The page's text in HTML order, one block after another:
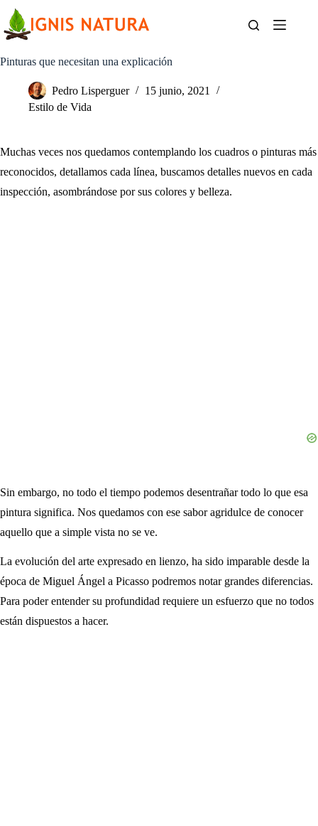
contenido
Pinturas que necesitan una explicación
Pedro Lisperguer
15 junio, 2021
Estilo de Vida
Muchas veces nos quedamos contemplando los cuadros o pinturas más
reconocidos, detallamos cada línea, buscamos detalles nuevos en cada
inspección, asombrándose por sus colores y belleza.
Sin embargo, no todo el tiempo podemos desentrañar todo lo que esa
pintura significa. Nos quedamos con ese sabor agridulce de conocer
aquello que a simple vista no se ve.
La evolución del arte expresado en lienzo, ha sido imparable desde la
época de Miguel Ángel a Picasso podremos notar grandes diferencias.
Para poder entender su profundidad requiere un esfuerzo que no todos
están dispuestos a hacer.